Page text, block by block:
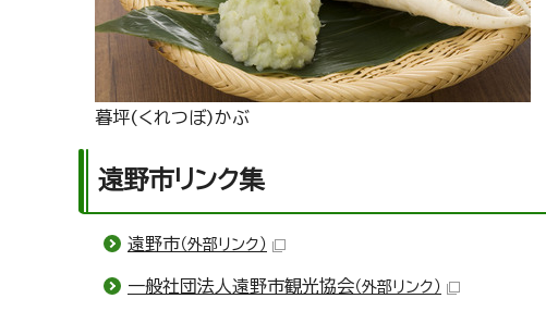
暮坪(くれつぼ)かぶ
遠野市リンク集
遠野市（外部リンク）
一般社団法人遠野市観光協会（外部リンク）